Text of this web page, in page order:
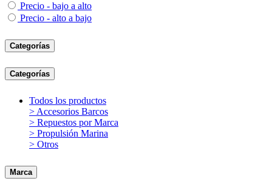
Precio - bajo a alto
Precio - alto a bajo
Categorías
Categorías
Todos los productos
> Accesorios Barcos
> Repuestos por Marca
> Propulsión Marina
> Otros
Marca